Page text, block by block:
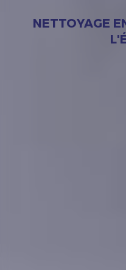
NETTOYAGE